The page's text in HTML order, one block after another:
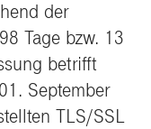
der
Tage bzw. 13
betrifft
September
TLS/SSL